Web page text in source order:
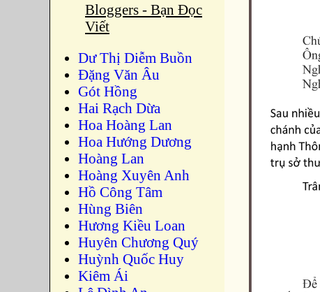
Bloggers - Bạn Đọc
Viết
Dư Thị Diễm Buồn
Ðặng Văn Âu
Gót Hồng
Hai Rạch Dừa
Hoa Hoàng Lan
Hoa Hướng Dương
Hoàng Lan
Hoàng Xuyên Anh
Hồ Công Tâm
Hùng Biên
Hương Kiều Loan
Huyên Chương Quý
Huỳnh Quốc Huy
Kiêm Ái